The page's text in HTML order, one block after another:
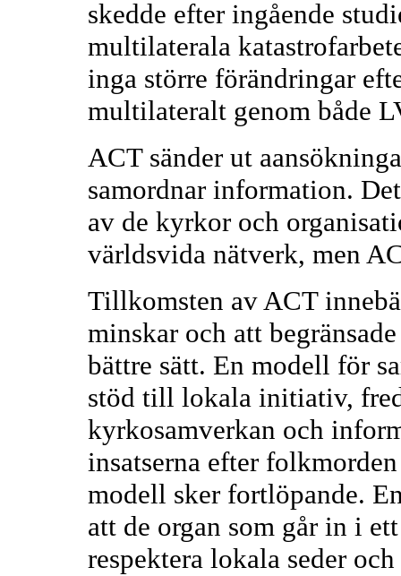
skedde efter ingående
multilaterala
inga större förändringar
multilateralt genom både
ACT sänder ut
samordnar information.
av de kyrkor och
världsvida nätverk, men
Tillkomsten av ACT
minskar och att
bättre sätt. En modell för
stöd till lokala initiativ,
kyrkosamverkan och
insatserna efter
modell sker fortlöpande.
att de organ som går in i
respektera lokala seder